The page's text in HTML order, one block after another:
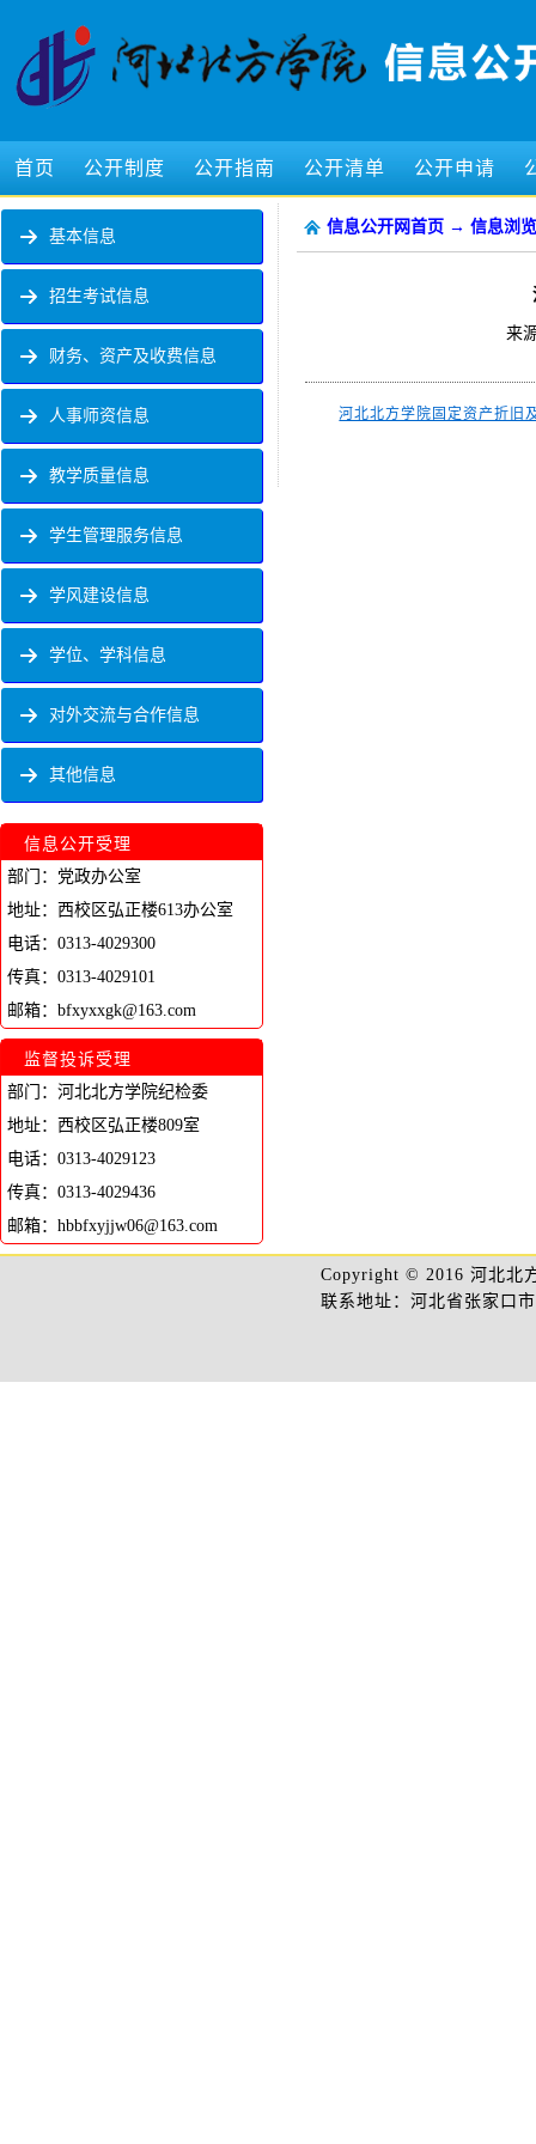
首页 公开制度 公开指南 公开清单 公开申请
基本信息
招生考试信息
财务、资产及收费信息
人事师资信息
教学质量信息
学生管理服务信息
学风建设信息
学位、学科信息
对外交流与合作信息
其他信息
信息公开受理
部门：党政办公室
地址：西校区弘正楼613办公室
电话：0313-4029300
传真：0313-4029101
邮箱：bfxyxxgk@163.com
监督投诉受理
部门：河北北方学院纪检委
地址：西校区弘正楼809室
电话：0313-4029123
传真：0313-4029436
邮箱：hbbfxyjjw06@163.com
信息公开网首页 → 信息浏览
来
河北北方学院固定资产折旧
Copyright© 2016 河北北
联系地址：河北省张家口